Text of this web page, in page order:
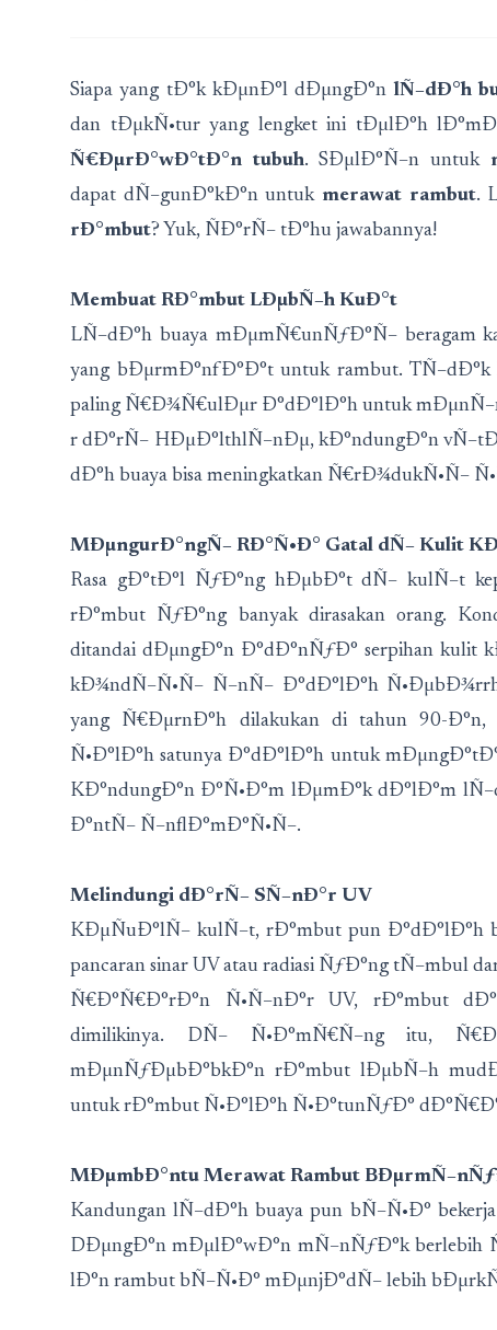
Siapa yang tÐ°k kÐµnÐ°l dÐµngÐ°n lÑ–dÐ°h
dan tÐµkÑ•tur yang lengket ini tÐµlÐ°h
Ñ€ÐµrÐ°wÐ°tÐ°n tubuh. SÐµlÐ°Ñ–n untuk
dapat dÑ–gunÐ°kÐ°n untuk merawat rambut.
rÐ°mbut? Yuk, ÑÐ°rÑ– tÐ°hu jawabannya!
Membuat RÐ°mbut LÐµbÑ–h KuÐ°t
LÑ–dÐ°h buaya mÐµmÑ€unÑƒÐ°Ñ– beragam
yang bÐµrmÐ°nfÐ°Ð°t untuk rambut.
paling Ñ€Ð¾Ñ€ulÐµr Ð°dÐ°lÐ°h untuk
r dÐ°rÑ– HÐµÐ°lthlÑ–nÐµ, kÐ°ndungÐ°n
dÐ°h buaya bisa meningkatkan Ñ€rÐ¾dukÑ•Ñ–
MÐµngurÐ°ngÑ– RÐ°Ñ•Ð° Gatal dÑ– Kulit
Rasa gÐ°tÐ°l ÑƒÐ°ng hÐµbÐ°t dÑ– kulÑ–t
rÐ°mbut ÑƒÐ°ng banyak dirasakan orang.
ditandai dÐµngÐ°n Ð°dÐ°nÑƒÐ° serpihan kulit
kÐ¾ndÑ–Ñ•Ñ– Ñ–nÑ– Ð°dÐ°lÐ°h
yang Ñ€ÐµrnÐ°h dilakukan di tahun 90-
Ñ•Ð°lÐ°h satunya Ð°dÐ°lÐ°h untuk
KÐ°ndungÐ°n Ð°Ñ•Ð°m lÐµmÐ°k dÐ°lÐ°m
Ð°ntÑ– Ñ–nflÐ°mÐ°Ñ•Ñ–.
Melindungi dÐ°rÑ– SÑ–nÐ°r UV
KÐµÑuÐ°lÑ– kulÑ–t, rÐ°mbut pun Ð°dÐ°lÐ°h
pancaran sinar UV atau radiasi ÑƒÐ°ng tÑ–mbul
Ñ€Ð°Ñ€Ð°rÐ°n Ñ•Ñ–nÐ°r UV, rÐ°mbut
dimilikinya. DÑ– Ñ•Ð°mÑ€Ñ–ng itu,
mÐµnÑƒÐµbÐ°bkÐ°n rÐ°mbut lÐµbÑ–h
untuk rÐ°mbut Ñ•Ð°lÐ°h Ñ•Ð°tunÑƒÐ°
MÐµmbÐ°ntu Merawat Rambut
Kandungan lÑ–dÐ°h buaya pun bÑ–Ñ•Ð°
DÐµngÐ°n mÐµlÐ°wÐ°n mÑ–nÑƒÐ°k berlebih
lÐ°n rambut bÑ–Ñ•Ð° mÐµnjÐ°dÑ– lebih